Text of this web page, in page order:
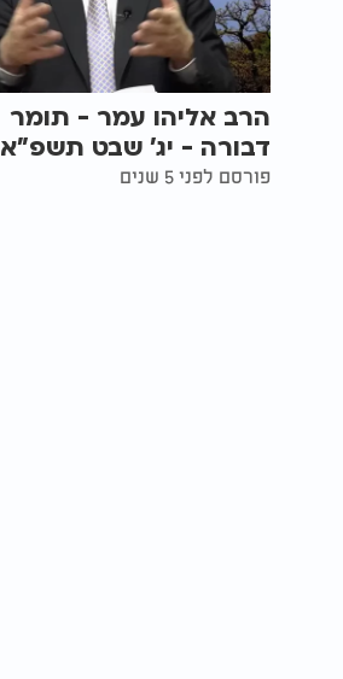
הרב אליהו עמר - תומר
דבורה - יג' שבט תשפ"א
פורסם לפני 5 שנים